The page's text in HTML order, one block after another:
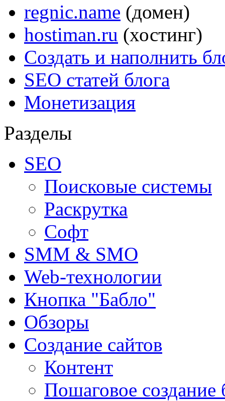
regnic.name (домен)
hostiman.ru (хостинг)
Создать и наполнить
SEO статей блога
Монетизация
Разделы
SEO
Поисковые системы
Раскрутка
Софт
SMM & SMO
Web-технологии
Кнопка "Бабло"
Обзоры
Создание сайтов
Контент
Пошаговое создание